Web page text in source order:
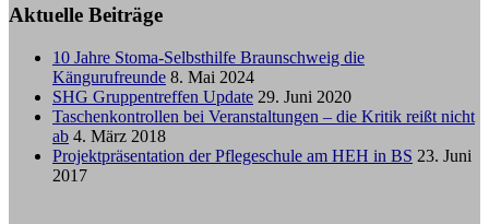
Aktuelle Beiträge
10 Jahre Stoma-Selbsthilfe Braunschweig die
Kängurufreunde 8. Mai 2024
SHG Gruppentreffen Update 29. Juni 2020
Taschenkontrollen bei Veranstaltungen – die Kritik reißt nicht
ab 4. März 2018
Projektpräsentation der Pflegeschule am HEH in BS 23. Juni
2017